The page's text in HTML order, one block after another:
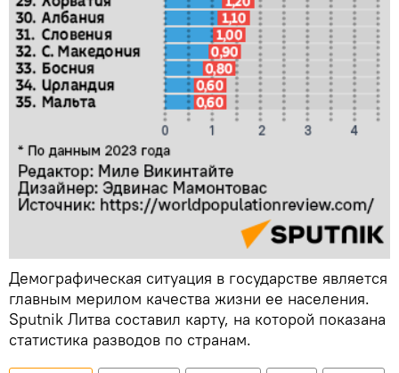
Демографическая ситуация в государстве является
главным мерилом качества жизни ее населения.
Sputnik Литва составил карту, на которой показана
статистика разводов по странам.